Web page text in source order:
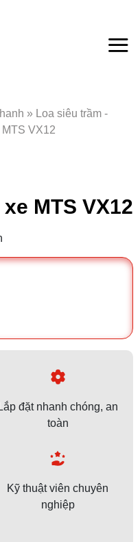
» Loa siêu trầm -
VX12
MTS VX12
Lắp đặt nhanh chóng, an
toàn
Kỹ thuật viên chuyên
nghiệp